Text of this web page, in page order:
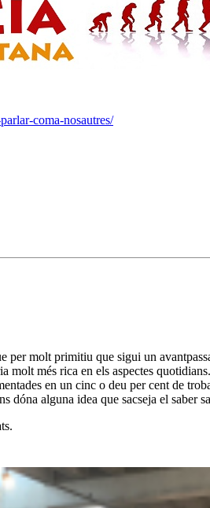
coma-nosautres/
per molt primitiu que sigui un
molt més rica en els aspectes
en un cinc o deu per cent de
dóna alguna idea que sacseja el saber